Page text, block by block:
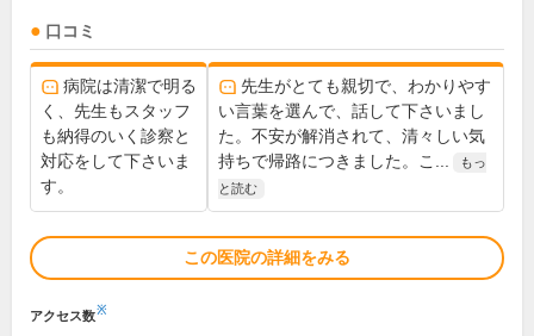
口コミ
病院は清潔で明る
く、先生もスタッフ
も納得のいく診察と
対応をして下さいま
す。
先生がとても親切で、わかりやす
い言葉を選んで、話して下さいまし
た。不安が解消されて、清々しい気
持ちで帰路につきました。こ...
もっ
と読む
この医院の詳細をみる
アクセス数※